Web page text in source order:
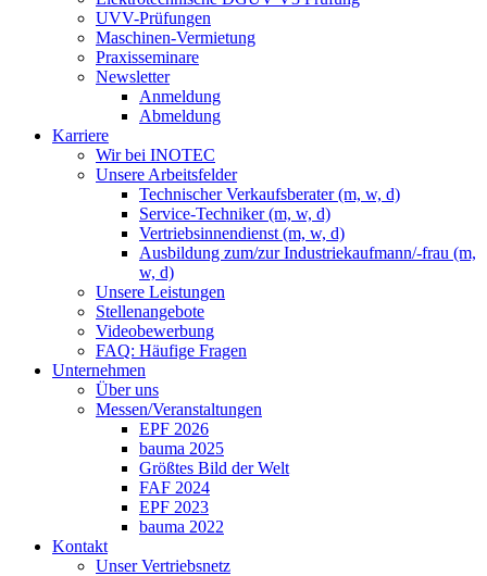
UVV-Prüfungen
Maschinen-Vermietung
Praxisseminare
Newsletter
Anmeldung
Abmeldung
Karriere
Wir bei INOTEC
Unsere Arbeitsfelder
Technischer Verkaufsberater (m, w, d)
Service-Techniker (m, w, d)
Vertriebsinnendienst (m, w, d)
Ausbildung zum/zur Industriekaufmann/-frau (m,
w, d)
Unsere Leistungen
Stellenangebote
Videobewerbung
FAQ: Häufige Fragen
Unternehmen
Über uns
Messen/Veranstaltungen
EPF 2026
bauma 2025
Größtes Bild der Welt
FAF 2024
EPF 2023
bauma 2022
Kontakt
Unser Vertriebsnetz